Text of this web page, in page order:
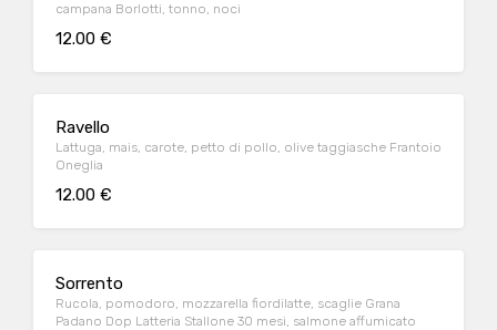
campana Borlotti, tonno, noci
12.00 €
Ravello
Lattuga, mais, carote, petto di pollo, olive taggiasche Frantoio
Oneglia
12.00 €
Sorrento
Rucola, pomodoro, mozzarella fiordilatte, scaglie Grana
Padano Dop Latteria Stallone 30 mesi, salmone affumicato